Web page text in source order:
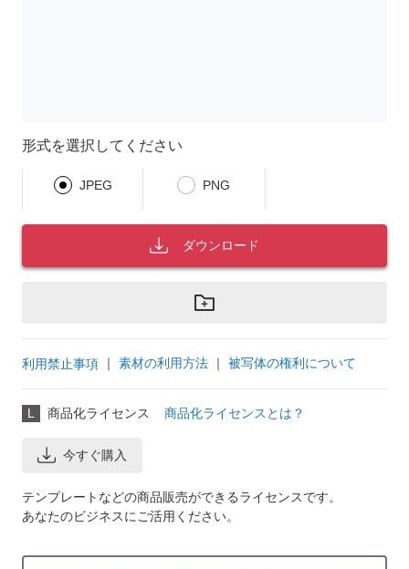
形式を選択してください
JPEG PNG
ダウンロード
利用禁止事項 ｜ 素材の利用方法 ｜ 被写体の権利について
L 商品化ライセンス 商品化ライセンスとは？
今すぐ購入
テンプレートなどの商品販売ができるライセンスです。
あなたのビジネスにご活用ください。